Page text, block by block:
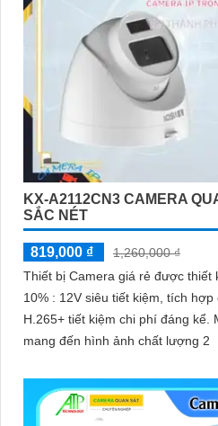
KX-A2112CN3 CAMERA
SẮC NÉT
819,000 ₫
1,260,000 ₫
Thiết bị Camera giá rẻ được thiết
10% : 12V siêu tiết kiệm, tích
H.265+ tiết kiệm chi phí đáng kể. Mô hình KX-A2112CN3
mang đến hình ảnh chất lượng 2